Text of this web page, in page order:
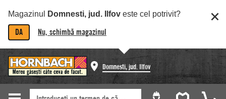
Magazinul Domnesti, jud. Ilfov este cel potrivit?
DA Nu, schimbă magazinul
Domnesti, jud. Ilfov